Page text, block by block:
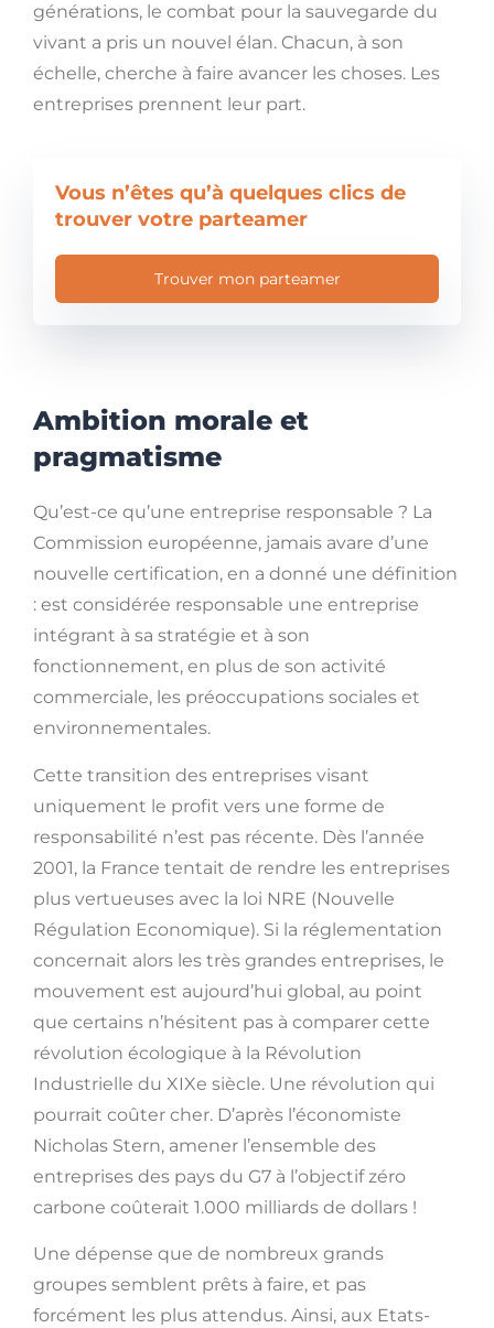
générations, le combat pour la sauvegarde du
vivant a pris un nouvel élan. Chacun, à son
échelle, cherche à faire avancer les choses. Les
entreprises prennent leur part.
Vous n’êtes qu’à quelques clics de
trouver votre parteamer
Trouver mon parteamer
Ambition morale et
pragmatisme
Qu’est-ce qu’une entreprise responsable ? La
Commission européenne, jamais avare d’une
nouvelle certification, en a donné une définition
: est considérée responsable une entreprise
intégrant à sa stratégie et à son
fonctionnement, en plus de son activité
commerciale, les préoccupations sociales et
environnementales.
Cette transition des entreprises visant
uniquement le profit vers une forme de
responsabilité n’est pas récente. Dès l’année
2001, la France tentait de rendre les entreprises
plus vertueuses avec la loi NRE (Nouvelle
Régulation Economique). Si la réglementation
concernait alors les très grandes entreprises, le
mouvement est aujourd’hui global, au point
que certains n’hésitent pas à comparer cette
révolution écologique à la Révolution
Industrielle du XIXe siècle. Une révolution qui
pourrait coûter cher. D’après l’économiste
Nicholas Stern, amener l’ensemble des
entreprises des pays du G7 à l’objectif zéro
carbone coûterait 1.000 milliards de dollars !
Une dépense que de nombreux grands
groupes semblent prêts à faire, et pas
forcément les plus attendus. Ainsi, aux Etats-